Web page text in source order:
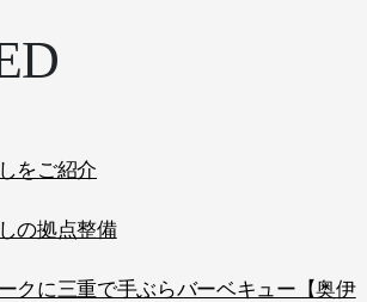
をご紹介
の拠点整備
クに三重で手ぶらバーベキュー【奥伊